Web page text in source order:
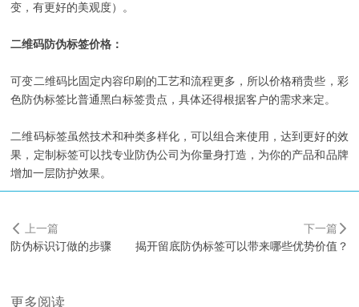
变，有更好的美观度）。
二维码防伪标签价格：
可变二维码比固定内容印刷的工艺和流程更多，所以价格稍贵些，彩
色防伪标签比普通黑白标签贵点，具体还得根据客户的需求来定。
二维码标签虽然技术和种类多样化，可以组合来使用，达到更好的效
果，定制标签可以找专业防伪公司为你量身打造，为你的产品和品牌
增加一层防护效果。
上一篇
防伪标识订做的步骤
下一篇
揭开留底防伪标签可以带来哪些优势价值？
更多阅读